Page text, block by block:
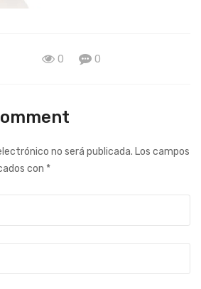
0 0
no será publicada. Los campos
con *